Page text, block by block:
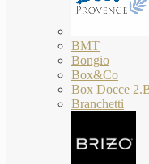
BMT
Bongio
Box&Co
Box Docce
Branchetti